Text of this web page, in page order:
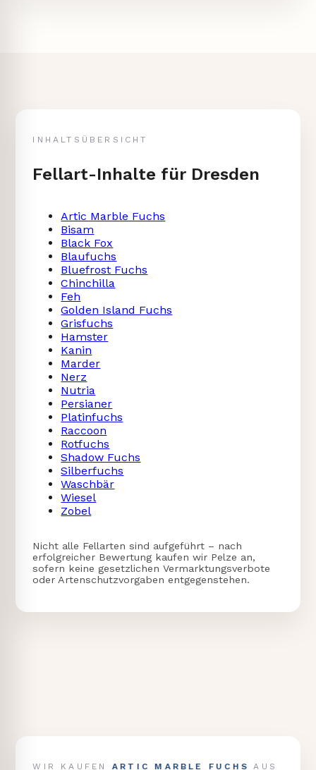
INHALTSÜBERSICHT
Fellart-Inhalte für Dresden
Artic Marble Fuchs
Bisam
Black Fox
Blaufuchs
Bluefrost Fuchs
Chinchilla
Feh
Golden Island Fuchs
Grisfuchs
Hamster
Kanin
Marder
Nerz
Nutria
Persianer
Platinfuchs
Raccoon
Rotfuchs
Shadow Fuchs
Silberfuchs
Waschbär
Wiesel
Zobel
Nicht alle Fellarten sind aufgeführt – nach
erfolgreicher Bewertung kaufen wir Pelze an,
sofern keine gesetzlichen Vermarktungsverbote
oder Artenschutzvorgaben entgegenstehen.
WIR KAUFENARTIC MARBLE FUCHS AUS